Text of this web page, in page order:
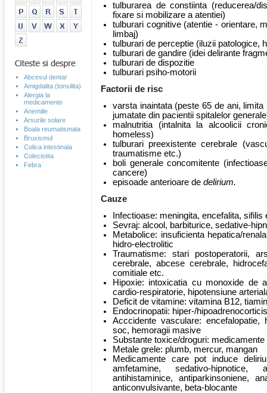
Abcesul dentar
Amigdalita (tonsilita)
Alergia la
medicamente
Anemiile
Arsurile solare
Boala reumatismala
Bruxismul
Colica intestinala
Colecistita
Febra
tulburarea de constiinta (reducerea/
fixare si mobilizare a atentiei)
tulburari cognitive (atentie - orientare,
limbaj)
tulburari de perceptie (iluzii patologice,
tulburari de gandire (idei delirante
tulburari de dispozitie
tulburari psiho-motorii
Factorii de risc
varsta inaintata (peste 65 de ani,
jumatate din pacientii spitalelor
malnutritia (intalnita la alcoolicii
homeless)
tulburari preexistente cerebrale
traumatisme etc.)
boli generale concomitente
cancere)
episoade anterioare de delirium.
Cauze
Infectioase: meningita, encefalita, sifilis
Sevraj: alcool, barbiturice, sedative-
Metabolice: insuficienta hepatica/
hidro-electrolitic
Traumatisme: stari postoperatorii,
cerebrale, abcese cerebrale,
comitiale etc.
Hipoxie: intoxicatia cu monoxide de
cardio-respiratorie, hipotensiune
Deficit de vitamine: vitamina B12,
Endocrinopatii: hiper-/
Acccidente vasculare: encefalopatie,
soc, hemoragii masive
Substante toxice/droguri: medicamente
Metale grele: plumb, mercur, mangan
Medicamente care pot induce
amfetamine, sedativo-hipnotice,
antihistaminice, antiparkinsoniene,
anticonvulsivante, beta-blocante